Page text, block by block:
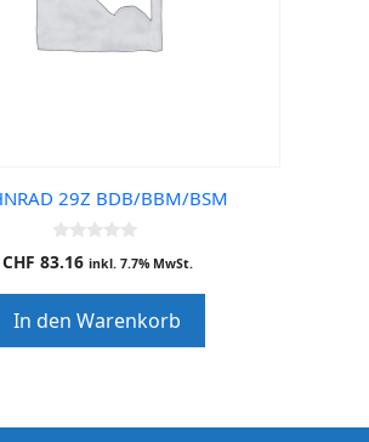
29Z BDB/BBM/BSM
0
o
o
f
5
CHF 83.16 inkl. 7.7% MwSt.
In den Warenkorb